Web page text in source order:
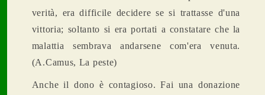
verità, era difficile decidere se si trattasse d'una
vittoria; soltanto si era portati a constatare che la
malattia sembrava andarsene com'era venuta.
(A.Camus, La peste)
Anche il dono è contagioso. Fai una donazione